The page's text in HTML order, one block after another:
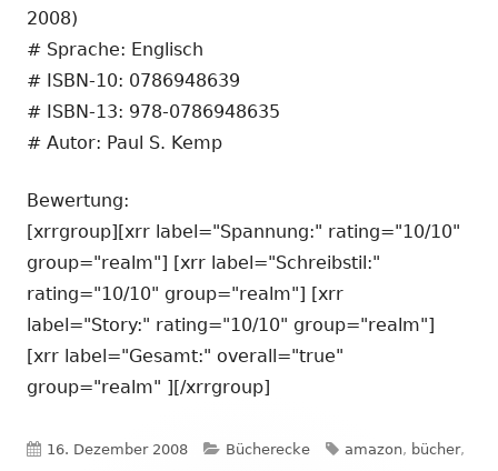
2008)
# Sprache: Englisch
# ISBN-10: 0786948639
# ISBN-13: 978-0786948635
# Autor: Paul S. Kemp
Bewertung:
[xrrgroup][xrr label="Spannung:" rating="10/10"
group="realm"] [xrr label="Schreibstil:"
rating="10/10" group="realm"] [xrr
label="Story:" rating="10/10" group="realm"]
[xrr label="Gesamt:" overall="true"
group="realm" ][/xrrgroup]
Veröffentlicht
16. Dezember 2008 Kategorien
Bücherecke Schlagwörter
amazon, bücher,